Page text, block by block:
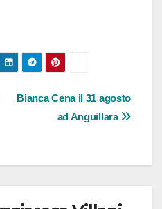
Bianca Cena il 31 agosto
ad Anguillara